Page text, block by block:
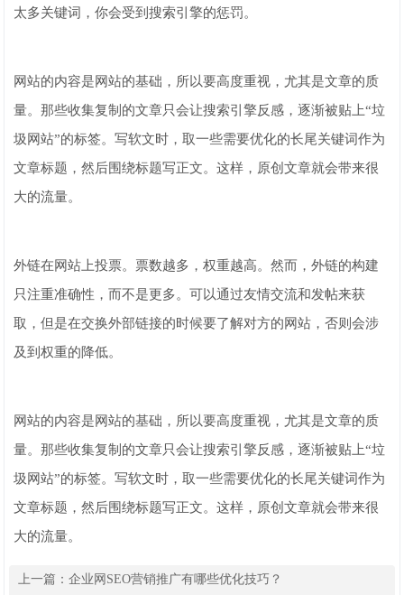
太多关键词，你会受到搜索引擎的惩罚。
网站的内容是网站的基础，所以要高度重视，尤其是文章的质
量。那些收集复制的文章只会让搜索引擎反感，逐渐被贴上“垃
圾网站”的标签。写软文时，取一些需要优化的长尾关键词作为
文章标题，然后围绕标题写正文。这样，原创文章就会带来很
大的流量。
外链在网站上投票。票数越多，权重越高。然而，外链的构建
只注重准确性，而不是更多。可以通过友情交流和发帖来获
取，但是在交换外部链接的时候要了解对方的网站，否则会涉
及到权重的降低。
网站的内容是网站的基础，所以要高度重视，尤其是文章的质
量。那些收集复制的文章只会让搜索引擎反感，逐渐被贴上“垃
圾网站”的标签。写软文时，取一些需要优化的长尾关键词作为
文章标题，然后围绕标题写正文。这样，原创文章就会带来很
大的流量。
上一篇：企业网SEO营销推广有哪些优化技巧？